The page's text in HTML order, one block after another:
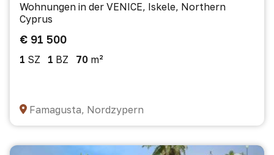
Wohnungen in der VENICE, Iskele, Northern
Cyprus
€ 91 500
1 SZ 1 BZ 70 m²
Famagusta, Nordzypern